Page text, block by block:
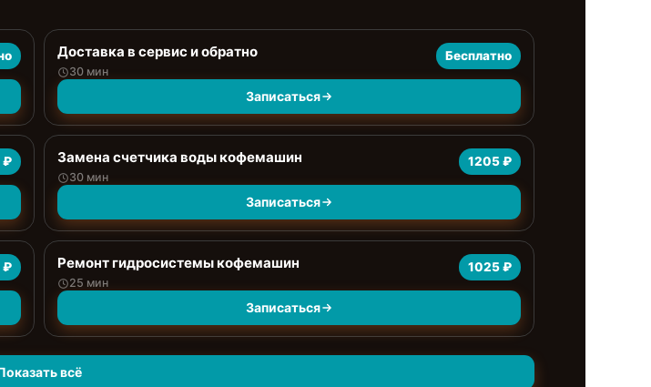
Доставка в сервис и обратно
30 мин
Бесплатно
Записаться
₽ Замена счетчика воды кофемашин
30 мин
1205 ₽
Записаться
₽ Ремонт гидросистемы кофемашин
25 мин
1025 ₽
Записаться
всё